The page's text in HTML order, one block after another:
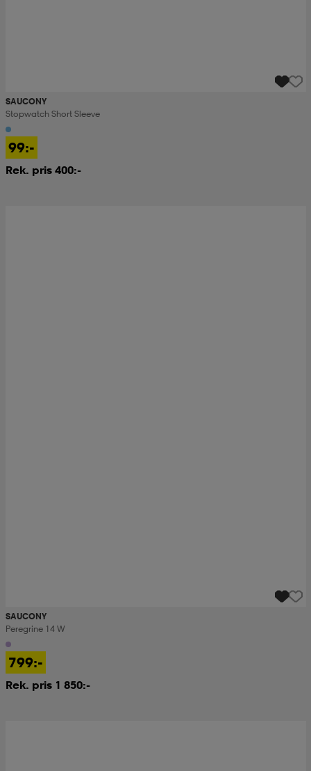
SAUCONY
Stopwatch Short Sleeve
99:-
Rek. pris 400:-
SAUCONY
Peregrine 14 W
799:-
Rek. pris 1 850:-